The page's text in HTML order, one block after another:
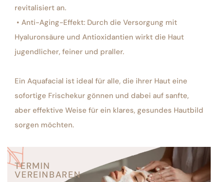
revitalisiert an.
• Anti-Aging-Effekt: Durch die Versorgung mit
Hyaluronsäure und Antioxidantien wirkt die Haut
jugendlicher, feiner und praller.
Ein Aquafacial ist ideal für alle, die ihrer Haut eine
sofortige Frischekur gönnen und dabei auf sanfte,
aber effektive Weise für ein klares, gesundes Hautbild
sorgen möchten.
TERMIN
VEREINBAREN